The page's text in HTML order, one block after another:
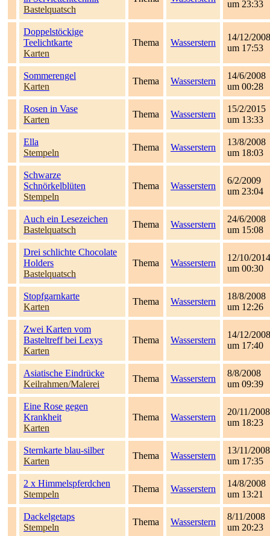
Bastelquatsch
um 23:33
Doppelstöckige
Teelichtkarte
Karten
Thema Wasserstern
14/12/2008
um 17:53
Sommerengel
Karten
Thema Wasserstern
14/6/2008
um 00:28
Rosen in Vase
Karten
Thema Wasserstern
15/2/2015
um 13:33
Ella
Stempeln
Thema Wasserstern
13/8/2008
um 18:03
Schwarze
Schnörkelblüten
Stempeln
Thema Wasserstern
6/2/2009
um 23:04
Auch ein Lesezeichen
Bastelquatsch
Thema Wasserstern
24/6/2008
um 15:08
Drei schlichte Chocolate
Holders
Bastelquatsch
Thema Wasserstern
12/10/2014
um 00:30
Stopfgarnkarte
Karten
Thema Wasserstern
18/8/2008
um 12:26
Zwei Karten vom
Basteltreff bei Lexys
Karten
Thema Wasserstern
14/12/2008
um 17:40
Asiatische Eindrücke
Keilrahmen/Malerei
Thema Wasserstern
8/8/2008
um 09:39
Eine Rose gegen
Krankheit
Karten
Thema Wasserstern
20/11/2008
um 18:23
Sternkarte blau-silber
Karten
Thema Wasserstern
13/11/2008
um 17:35
2 x Himmelspferdchen
Stempeln
Thema Wasserstern
14/8/2008
um 13:21
Dackelgetaps
Stempeln
Thema Wasserstern
8/11/2008
um 20:23